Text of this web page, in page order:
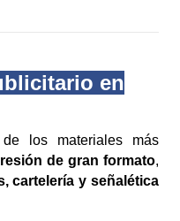
en
los materiales más
de gran formato,
cartelería y señalética